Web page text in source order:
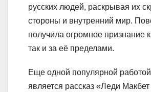
русских людей, раскрывая их
стороны и внутренний мир.
получила огромное признание
так и за её пределами.
Еще одной популярной
является рассказ «Леди